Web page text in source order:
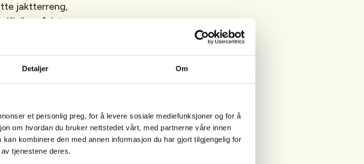
Detaljer Om
et personlig preg, for å levere sosiale mediefunksjoner og for å
om hvordan du bruker nettstedet vårt, med partnerne våre innen
kombinere den med annen informasjon du har gjort tilgjengelig for
tjenestene deres.
jaktterreng,
til de
person). De
og det vil bli
på innen 10
være med.
huket av det
til 3